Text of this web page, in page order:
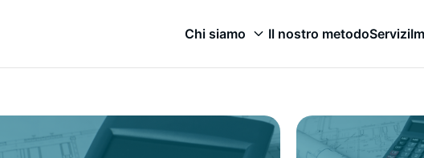
Chi siamo Il nostro metodoServizi